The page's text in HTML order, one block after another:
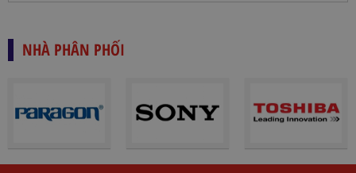
NHÀ PHÂN PHỐI